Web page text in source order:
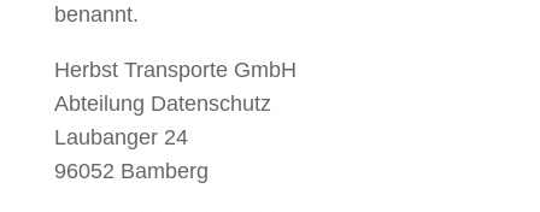
benannt.
Herbst Transporte GmbH
Abteilung Datenschutz
Laubanger 24
96052 Bamberg